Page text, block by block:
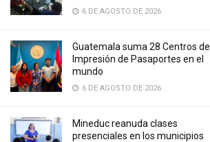
6 DE AGOSTO DE 2026
Guatemala suma 28 Centros de
Impresión de Pasaportes en el
mundo
6 DE AGOSTO DE 2026
Mineduc reanuda clases
presenciales en los municipios